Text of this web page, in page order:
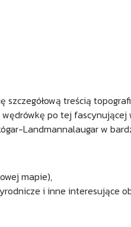
treścią
po tej fascynującej
Landmannalaugar w
mapie),
i inne interesujące